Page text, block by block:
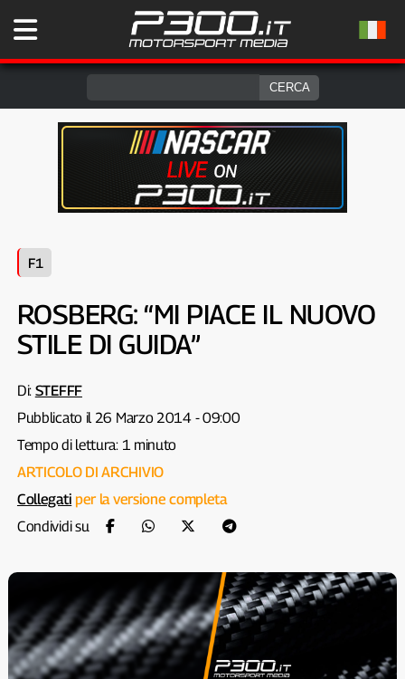
F1
ROSBERG: “MI PIACE IL NUOVO
STILE DI GUIDA”
Di: STEFFF
Pubblicato il 26 Marzo 2014 - 09:00
Tempo di lettura: 1 minuto
ARTICOLO DI ARCHIVIO
Collegati per la versione completa
Condividi su